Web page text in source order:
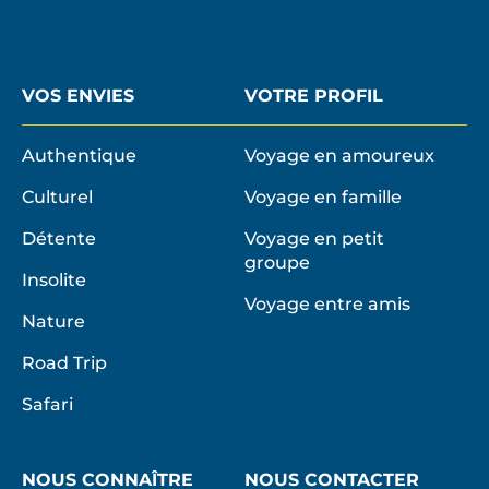
VOS ENVIES
Authentique
Culturel
Détente
Insolite
Nature
Road Trip
Safari
VOTRE PROFIL
Voyage en amoureux
Voyage en famille
Voyage en petit
groupe
Voyage entre amis
NOUS CONNAÎTRE NOUS CONTACTER